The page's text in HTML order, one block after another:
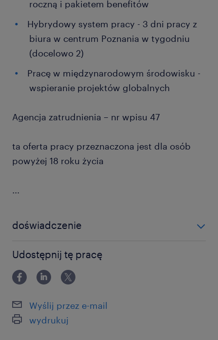
roczną i pakietem benefitów
Hybrydowy system pracy - 3 dni pracy z
biura w centrum Poznania w tygodniu
(docelowo 2)
Pracę w międzynarodowym środowisku -
wspieranie projektów globalnych
Agencja zatrudnienia – nr wpisu 47
ta oferta pracy przeznaczona jest dla osób
powyżej 18 roku życia
...
doświadczenie
Udostępnij tę pracę
Wyślij przez e-mail
wydrukuj